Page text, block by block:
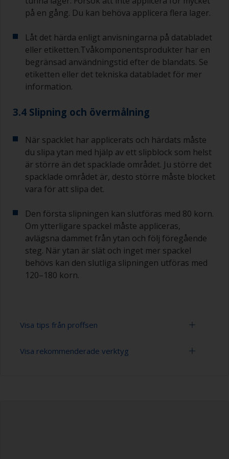
på en gång. Du kan behöva applicera flera lager.
Låt det härda enligt anvisningarna på databladet
eller etiketten.Tvåkomponentsprodukter har en
begränsad användningstid efter de blandats. Se
etiketten eller det tekniska databladet för mer
information.
3.4 Slipning och övermålning
När spacklet har applicerats och härdats måste
du slipa ytan med hjälp av ett slipblock som helst
är större än det spacklade området. Ju större det
spacklade området är, desto större måste blocket
vara för att slipa det.
Den första slipningen kan slutföras med 80 korn.
Om ytterligare spackel måste appliceras,
avlägsna dammet från ytan och följ föregående
steg. När ytan är slät och inget mer spackel
behövs kan den slutliga slipningen utföras med
120–180 korn.
Visa tips från proffsen
Epoxiprodukter måste blandas i rätt förhållande.
Visa rekommenderade verktyg